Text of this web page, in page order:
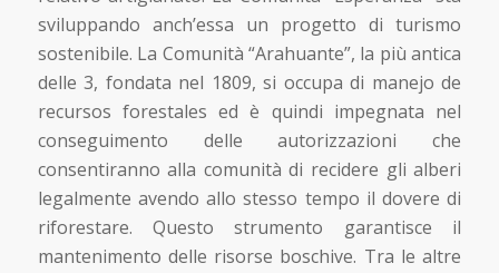
sviluppando anch’essa un progetto di turismo
sostenibile. La Comunità “Arahuante”, la più antica
delle 3, fondata nel 1809, si occupa di manejo de
recursos forestales ed è quindi impegnata nel
conseguimento delle autorizzazioni che
consentiranno alla comunità di recidere gli alberi
legalmente avendo allo stesso tempo il dovere di
riforestare. Questo strumento garantisce il
mantenimento delle risorse boschive. Tra le altre